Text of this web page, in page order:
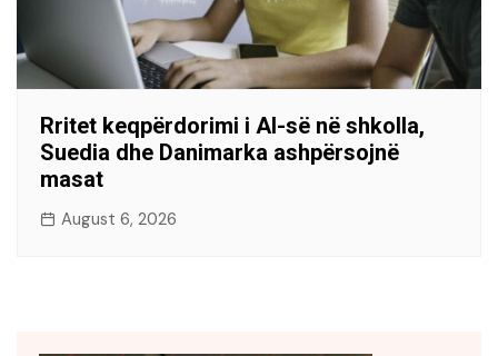
Rritet keqpërdorimi i AI-së në shkolla,
Suedia dhe Danimarka ashpërsojnë
masat
August 6, 2026